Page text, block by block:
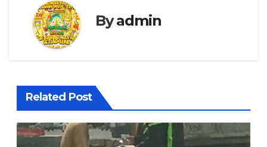
Byadmin
Related Post